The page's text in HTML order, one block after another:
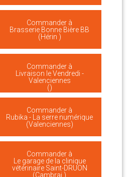
Commander à
Brasserie Bonne Bière BB
(Hérin )
Commander à
Livraison le Vendredi -
Valenciennes
()
Commander à
Rubika - La serre numérique
(Valenciennes)
Commander à
Le garage de la clinique
vétérinaire Saint-DRUON
(Cambrai )